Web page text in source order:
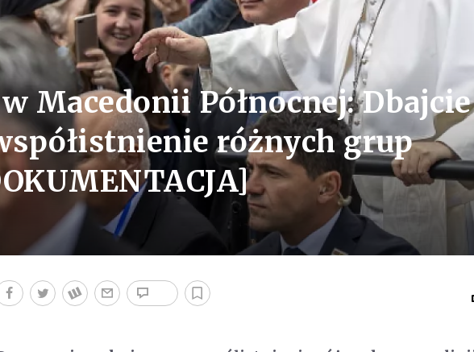
Macedonii Północnej:
różnych grup